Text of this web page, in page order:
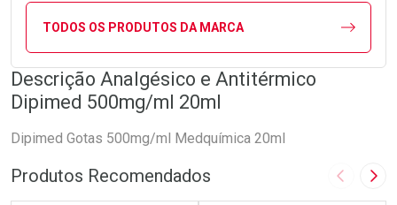
TODOS OS PRODUTOS DA MARCA
Descrição Analgésico e Antitérmico
Dipimed 500mg/ml 20ml
Dipimed Gotas 500mg/ml Medquímica 20ml
Produtos Recomendados Imagem